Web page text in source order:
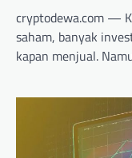
cryptodewa.com —
saham, banyak
kapan menjual.